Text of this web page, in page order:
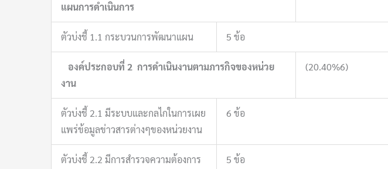
แผนการดำเนินการ
ตัวบ่งชี้ 1.1 กระบวนการพัฒนาแผน 5 ข้อ
องค์ประกอบที่ 2 การดำเนินงานตามภารกิจของหน่วย
งาน
(20.40%6)
ตัวบ่งชี้ 2.1 มีระบบและกลไกในการเผย
แพร่ข้อมูลข่าวสารต่างๆของหน่วยงาน
6 ข้อ
ตัวบ่งชี้ 2.2 มีการสำรวจความต้องการ
5 ข้อ